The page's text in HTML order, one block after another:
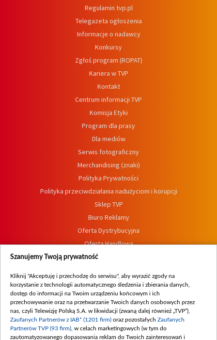
Regulamin tvp.pl
Telegazeta ogłoszenia
Informacje o nadawcy
Konkursy
Zgłoś program (ROPAT)
Kariera w TVP
Kontakt
Centrum informacji TVP
Komisja Etyki
Program dla prasy
Dla mediów
Serwis fotograficzny
Merchandising (znaki)
Polityka Prywatności
Polityka przeciwdziałania nadużyciom i korupcji
Sklep TVP
Biuro Reklamy
Oferta Dystrybucyjna
Oferta Handlowa
Dostępność
Procedura zgłoszeń wewnętrznych
Szanujemy Twoją prywatność
Kliknij "Akceptuję i przechodzę do serwisu", aby wyrazić zgody na
korzystanie z technologii automatycznego śledzenia i zbierania danych,
dostęp do informacji na Twoim urządzeniu końcowym i ich
przechowywanie oraz na przetwarzanie Twoich danych osobowych przez
nas, czyli Telewizję Polską S.A. w likwidacji (zwaną dalej również „TVP”),
Zaufanych Partnerów z IAB* (1201 firm) oraz pozostałych Zaufanych
Partnerów TVP (93 firm) , w celach marketingowych (w tym do
zautomatyzowanego dopasowania reklam do Twoich zainteresowań i